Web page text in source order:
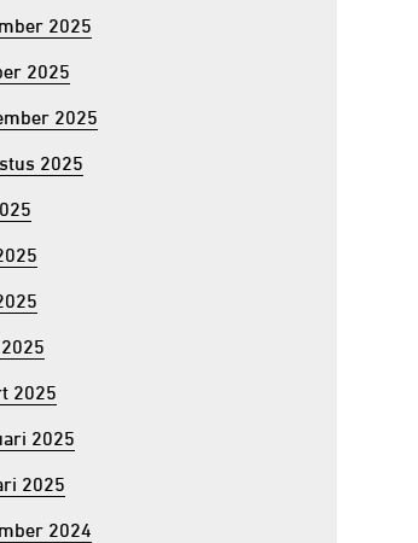
2025
2025
2025
2025
2025
2025
2025
2024